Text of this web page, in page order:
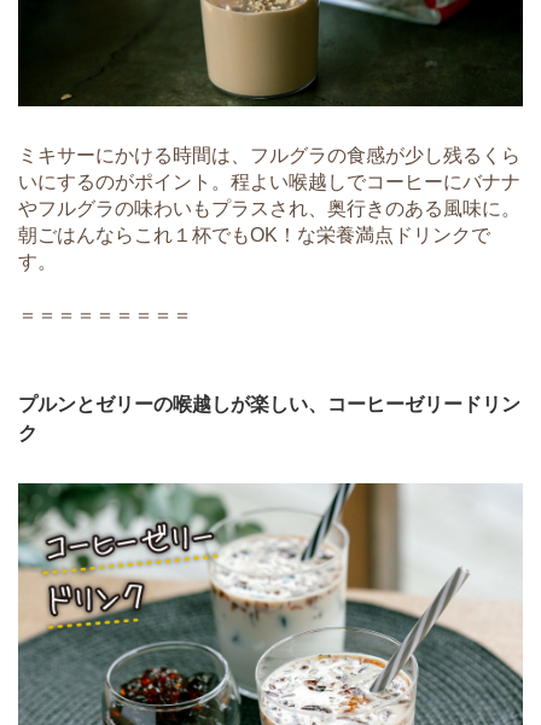
ミキサーにかける時間は、フルグラの食感が少し残るくら
いにするのがポイント。程よい喉越しでコーヒーにバナナ
やフルグラの味わいもプラスされ、奥行きのある風味に。
朝ごはんならこれ１杯でもOK！な栄養満点ドリンクで
す。
＝＝＝＝＝＝＝＝＝
プルンとゼリーの喉越しが楽しい、コーヒーゼリードリン
ク